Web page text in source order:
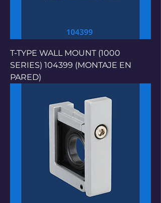
T-TYPE WALL MOUNT (1000
SERIES) 104399 (MONTAJE EN
PARED)